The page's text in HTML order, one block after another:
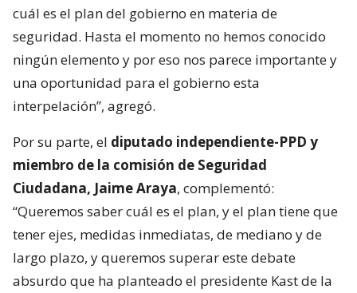
cuál es el plan del gobierno en materia de
seguridad. Hasta el momento no hemos conocido
ningún elemento y por eso nos parece importante y
una oportunidad para el gobierno esta
interpelación”, agregó.
Por su parte, el diputado independiente-PPD y
miembro de la comisión de Seguridad
Ciudadana, Jaime Araya, complementó:
“Queremos saber cuál es el plan, y el plan tiene que
tener ejes, medidas inmediatas, de mediano y de
largo plazo, y queremos superar este debate
absurdo que ha planteado el presidente Kast de la